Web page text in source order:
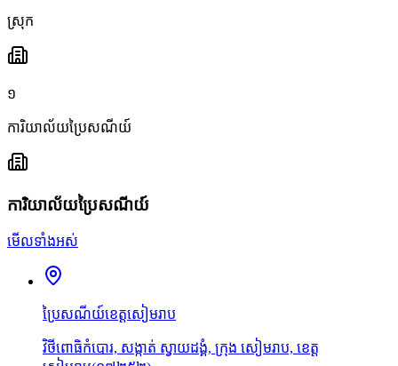
ស្រុក
១
ការិយាល័យប្រៃសណីយ៍
ការិយាល័យប្រៃសណីយ៍
មើលទាំងអស់
ប្រៃសណីយ៍ខេត្តសៀមរាប
វិថីពោធិកំបោរ, សង្កាត់ ស្វាយដង្គំ, ក្រុង សៀមរាប, ខេត្ត